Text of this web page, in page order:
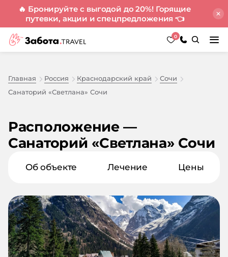
🔥 Бронируйте с выгодой до 20%! Горящие
путевки, акции и спецпредложения 👈
0
Главная Россия Краснодарский край
Сочи
Санаторий «Светлана» Сочи
Расположение —
Санаторий «Светлана» Сочи
Об объекте Лечение Цены